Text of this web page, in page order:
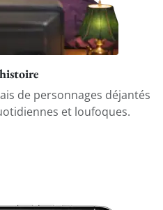
de personnages déjantés
et loufoques.